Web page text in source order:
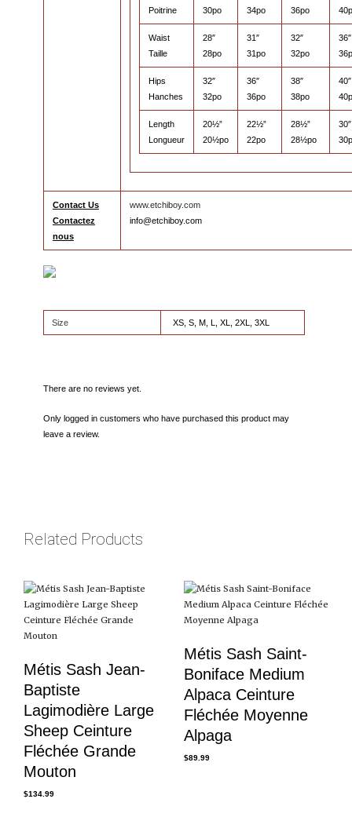
Poitrine
30po
34po
36po
Waist
Taille
28″
28po
31″
31po
32″
32po
36″
Hips
Hanches
32″
32po
36″
36po
38″
38po
40″
Length
Longueur
20½”
20½po
22½”
22po
28½”
28½po
30″
Contact Us
Contactez
nous
www.etchiboy.com
info@etchiboy.com
Size XS, S, M, L, XL, 2XL, 3XL
There are no reviews yet.
Only logged in customers who have purchased this product may
leave a review.
Related Products
Métis Sash Jean-
Baptiste
Lagimodière Large
Sheep Ceinture
Fléchée Grande
Mouton
$134.99
Métis Sash Saint-
Boniface Medium
Alpaca Ceinture
Fléchée Moyenne
Alpaga
$89.99